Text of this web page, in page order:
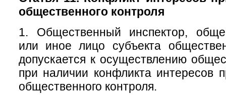
общественного контроля
1. Общественный инспектор,
или иное лицо субъекта
допускается к осуществлению
при наличии конфликта интересов
общественного контроля.